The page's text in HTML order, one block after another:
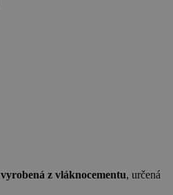
vyrobená z vláknocementu, určená